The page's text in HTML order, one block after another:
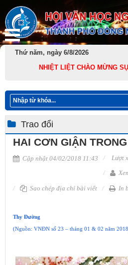
Thứ năm, ngày 6/8/2026
NHIỆT LIỆT CHÀO MỪNG SỰ
Trao đổi
​HAI CƠN GIẬN
Cập nhật 04/02/2018 11:43
Lượt
Sao chép địa chỉ bài viết In
Thy Đường
(Nguồn: VNĐN số 23 – tháng 01 & 02 năm